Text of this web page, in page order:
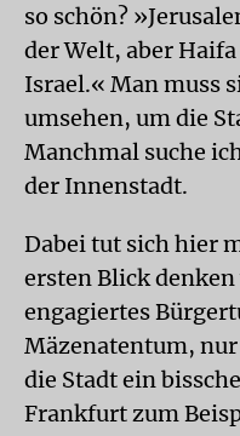
so schön?
der Welt, aber
Israel.« Man muss
umsehen, um die
Manchmal suche
der Innenstadt.
Dabei tut sich hier
ersten Blick
engagiertes
Mäzenatentum,
die Stadt ein
Frankfurt zum